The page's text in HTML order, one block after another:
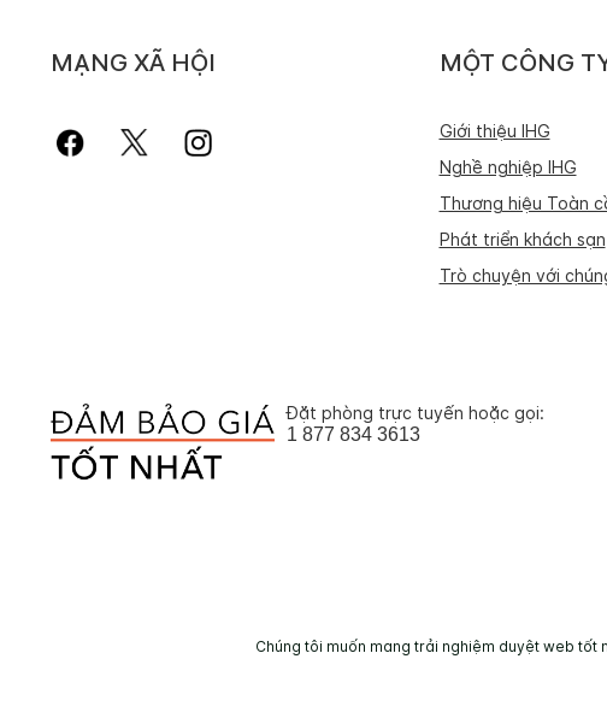
MẠNG XÃ HỘI MỘT CÔNG
Giới thiệu IHG
Nghề nghiệp IHG
Thương hiệu Toàn
Phát triển khách sạn
Trò chuyện với
Đặt phòng trực tuyến hoặc gọi:
1 877 834 3613
Chúng tôi muốn mang trải nghiệm duyệt web